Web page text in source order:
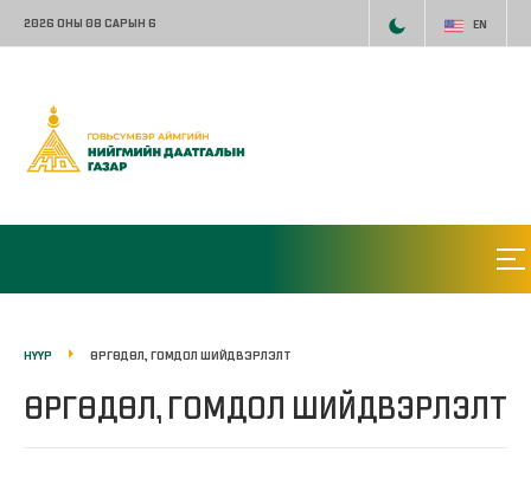
2026 ОНЫ 08 САРЫН 6 EN
НҮҮР ӨРГӨДӨЛ, ГОМДОЛ ШИЙДВЭРЛЭЛТ
ӨРГӨДӨЛ, ГОМДОЛ ШИЙДВЭРЛЭЛТ